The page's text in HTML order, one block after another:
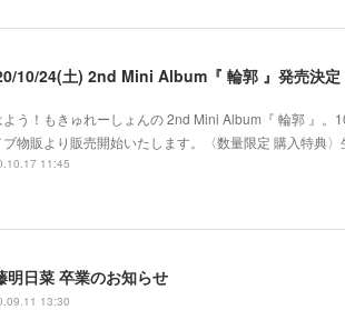
10/24(土) 2nd Mini Album『 輪郭 』発売決定
よう！もきゅれーしょんの 2nd Mini Album『 輪郭 』
ブ物販より販売開始いたします。〈数量限定 購入特典
11:45
明日菜 卒業のお知らせ
13:30